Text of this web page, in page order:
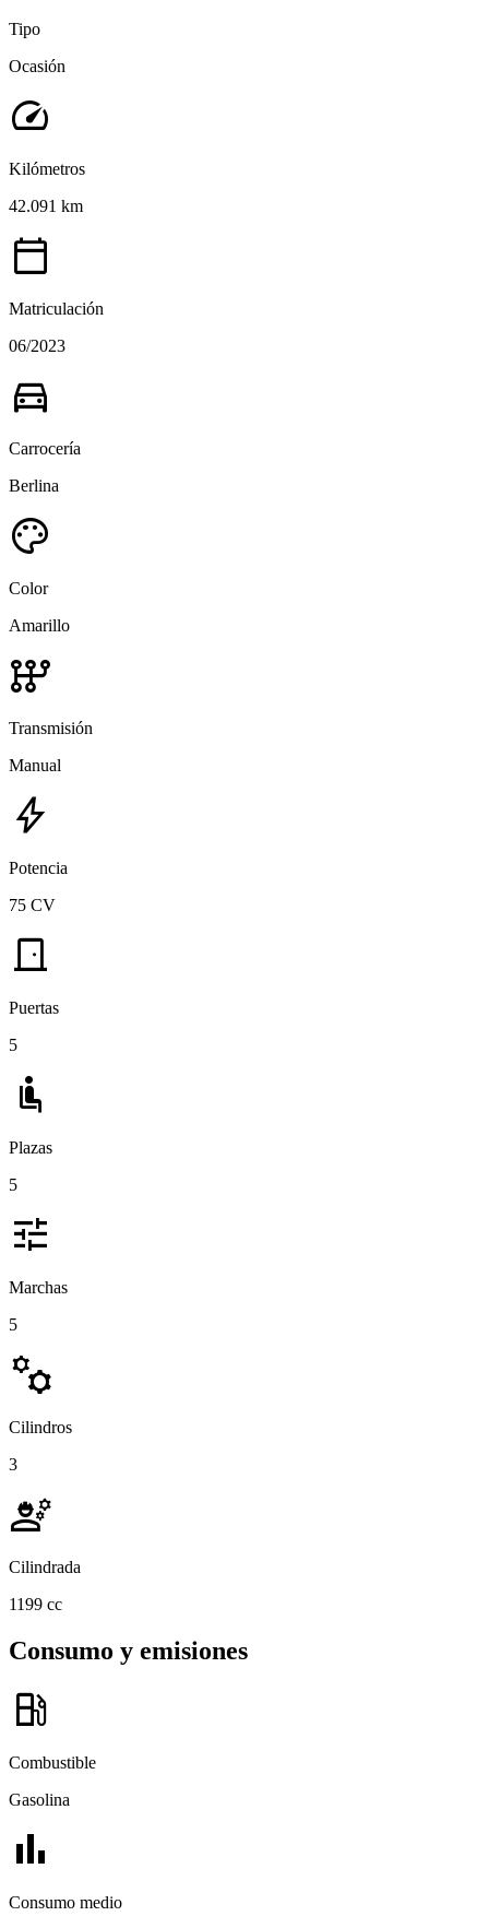
Tipo
Ocasión
speed
Kilómetros
42.091 km
calendar_today
Matriculación
06/2023
directions_car
Carrocería
Berlina
palette
Color
Amarillo
auto_transmission
Transmisión
Manual
bolt
Potencia
75 CV
door_front
Puertas
5
airline_seat_recline_normal
Plazas
5
tune
Marchas
5
manufacturing
Cilindros
3
engineering
Cilindrada
1199 cc
Consumo y emisiones
local_gas_station
Combustible
Gasolina
bar_chart
Consumo medio